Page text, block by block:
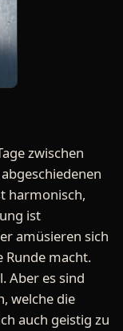
zwischen
harmonisch,
ist
amüsieren sich
Runde macht.
Aber es sind
welche die
auch geistig zu